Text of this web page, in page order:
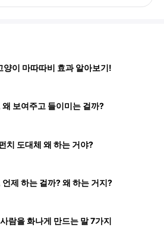
양이 마따따비 효과 알아보기!
왜 보여주고 들이미는 걸까?
치 도대체 왜 하는 거야?
언제 하는 걸까? 왜 하는 거지?
람을 화나게 만드는 말 7가지